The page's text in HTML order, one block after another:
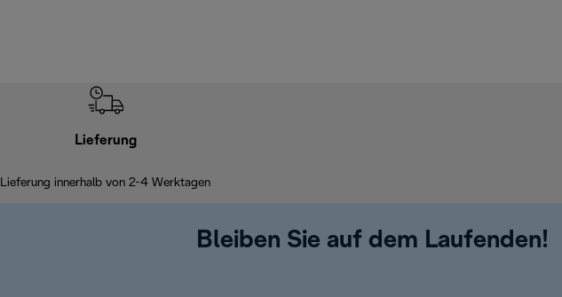
Lieferung
Lieferung innerhalb von 2-4 Werktagen
Bleiben Sie auf dem Laufenden!